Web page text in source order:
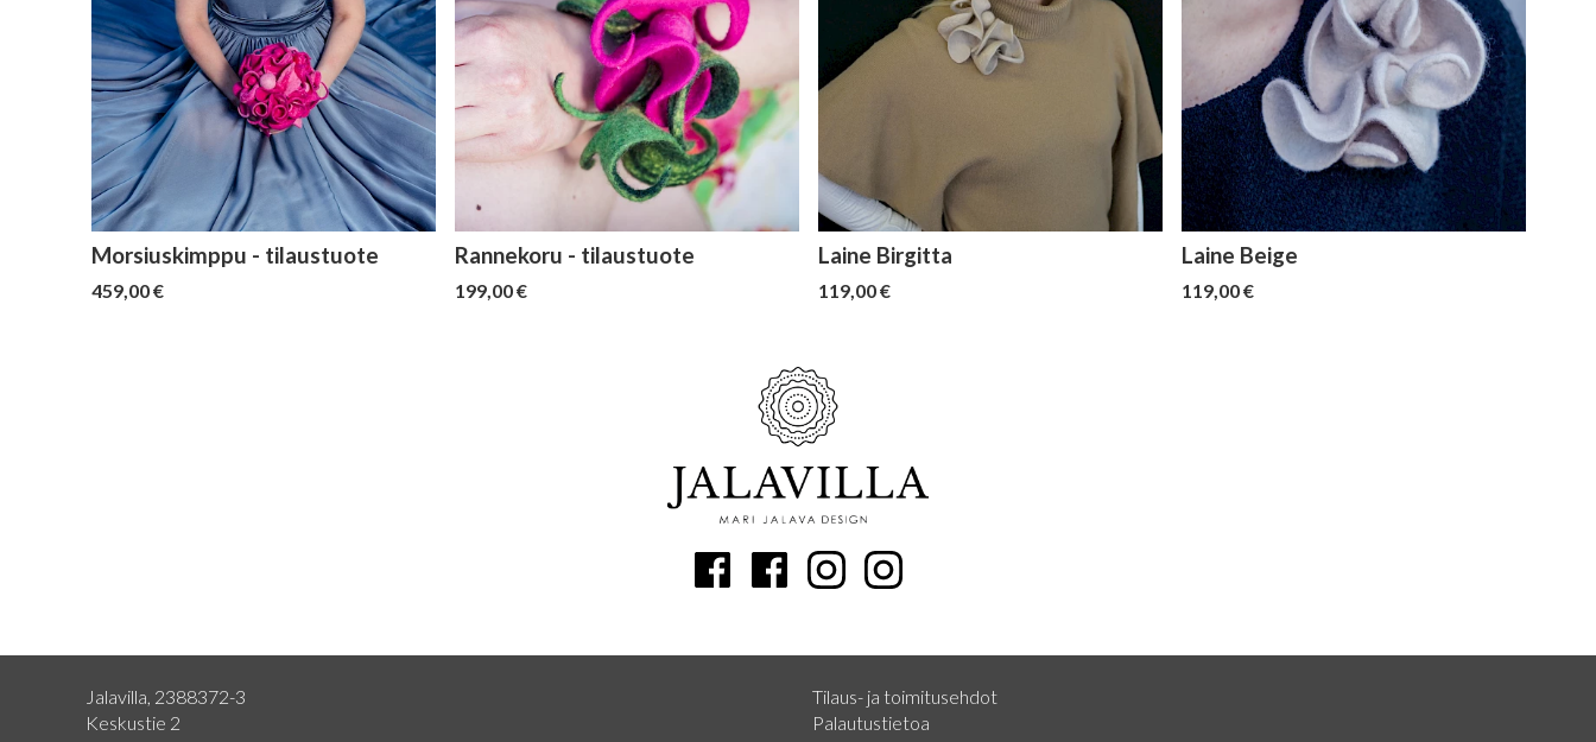
Morsiuskimppu - tilaustuote
459,00 €
Rannekoru - tilaustuote
199,00 €
Laine Birgitta
119,00 €
Laine Beige
119,00 €
Jalavilla, 2388372-3
Keskustie 2
Tilaus- ja toimitusehdot
Palautustietoa